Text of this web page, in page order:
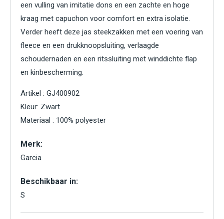
een vulling van imitatie dons en een zachte en hoge
kraag met capuchon voor comfort en extra isolatie.
Verder heeft deze jas steekzakken met een voering van
fleece en een drukknoopsluiting, verlaagde
schoudernaden en een ritssluiting met winddichte flap
en kinbescherming.
Artikel : GJ400902
Kleur: Zwart
Materiaal : 100% polyester
Merk:
Garcia
Beschikbaar in:
S